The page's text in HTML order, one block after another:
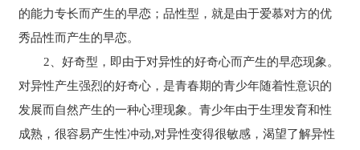
的能力专长而产生的早恋；品性型，就是由于爱慕对方的优
秀品性而产生的早恋。
2、好奇型，即由于对异性的好奇心而产生的早恋现象。
对异性产生强烈的好奇心，是青春期的青少年随着性意识的
发展而自然产生的一种心理现象。青少年由于生理发育和性
成熟，很容易产生性冲动,对异性变得很敏感，渴望了解异性